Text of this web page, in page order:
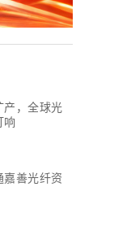
，全球光
响
善光纤资